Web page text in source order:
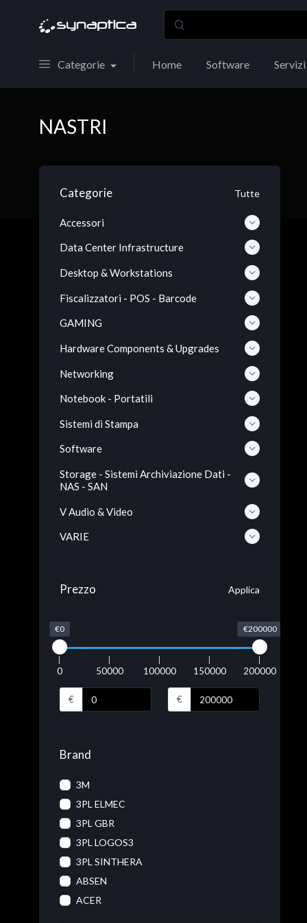
Categorie Home Software Servizi
NASTRI
Categorie Tutte
Accessori
Data Center Infrastructure
Desktop & Workstations
Fiscalizzatori - POS - Barcode
GAMING
Hardware Components & Upgrades
Networking
Notebook - Portatili
Sistemi di Stampa
Software
Storage - Sistemi Archiviazione Dati -
NAS - SAN
V Audio & Video
VARIE
Prezzo Applica
€0 €200000
0 50000 100000 150000 200000
€ €
Brand
3M
3PL ELMEC
3PL GBR
3PL LOGOS3
3PL SINTHERA
ABSEN
ACER